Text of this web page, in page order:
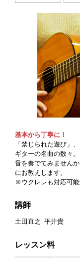
基本から丁寧に！
「禁じられた遊び」
ギターの名曲の数々
音を奏でてみません
にお教えします。
※ウクレレも対応可能
講師
土田直之 平井貴
レッスン料